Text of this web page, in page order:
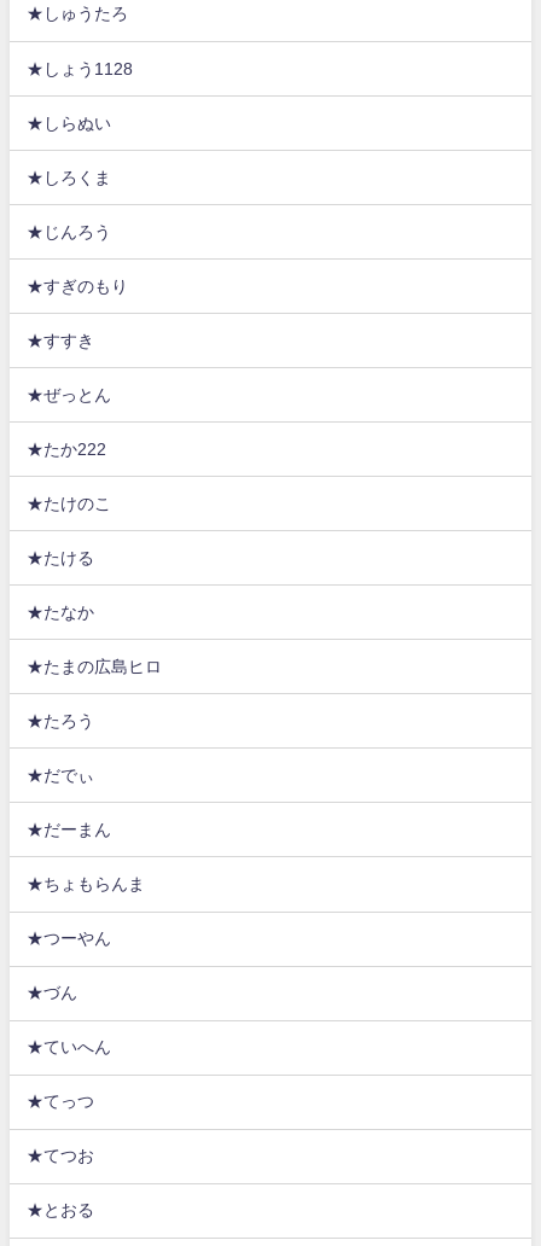
★しゅうたろ
★しょう1128
★しらぬい
★しろくま
★じんろう
★すぎのもり
★すすき
★ぜっとん
★たか222
★たけのこ
★たける
★たなか
★たまの広島ヒロ
★たろう
★だでぃ
★だーまん
★ちょもらんま
★つーやん
★づん
★ていへん
★てっつ
★てつお
★とおる